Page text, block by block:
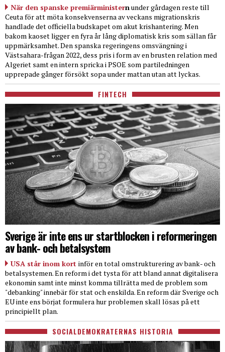
När den spanske premiärministernunder gårdagen reste till
Ceuta för att möta konsekvenserna av veckans migrationskris
handlade det officiella budskapet om akut krishantering. Men
bakom kaoset ligger en fyra år lång diplomatisk kris som sällan får
uppmärksamhet. Den spanska regeringens omsvängning i
Västsahara-frågan 2022, dess pris i form av en brusten relation med
Algeriet samt en intern spricka i PSOE som partiledningen
upprepade gånger försökt sopa under mattan utan att lyckas.
FINTECH
Sverige är inte ens ur startblocken i reformeringen
av bank- och betalsystem
USA står inom kort inför en total omstrukturering av bank- och
betalsystemen. En reform i det tysta för att bland annat digitalisera
ekonomin samt inte minst komma tillrätta med de problem som
"debanking" innebär för stat och enskilda. En reform där Sverige och
EU inte ens börjat formulera hur problemen skall lösas på ett
principiellt plan.
SOCIALDEMOKRATERNAS HISTORIA